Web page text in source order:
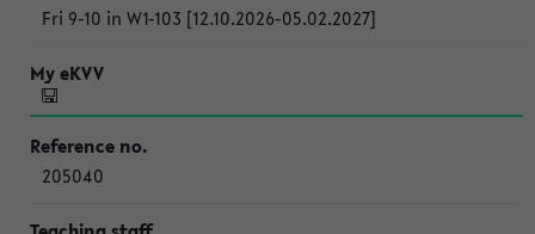
Fri 9-10 in W1-103 [12.10.2026-05.02.2027]
205040